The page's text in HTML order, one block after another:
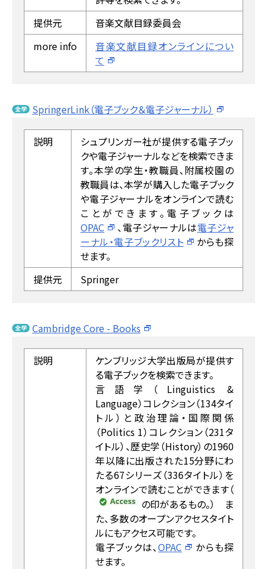
提供元
音楽文献目録委員会
more info
音楽文献目録オンラインについ
て
SpringerLink（電子ブック＆電子ジャーナル）
説明
シュプリンガー社が提供する電子ブッ
クや電子ジャーナルなどを検索できま
す。本学の学生・教職員、附属校園の
教職員は、本学が購入した電子ブック
や電子ジャーナルをオンラインで読む
ことができます。電子ブックは
OPAC
、電子ジャーナルは電子ジャ
ーナル・電子ブックリスト
からも探
せます。
提供元
Springer
Cambridge Core - Books
説明
ケンブリッジ大学出版局が提供す
る電子ブックを検索できます。
言語学（Linguistics &
Language）コレクション（134タイ
トル）と政治理論・国際関係
（Politics 1）コレクション（231タ
イトル）、歴史学（History）の1960
年以降に出版された15分野にわ
たる67シリーズ（336タイトル）を
オンラインで読むことができます（
の印があるもの。） ま
た、多数のオープンアクセスタイト
ルにもアクセス可能です。
電子ブックは、OPAC
からも探
せます。